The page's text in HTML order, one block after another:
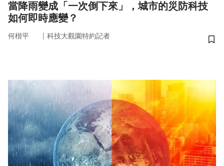
當降雨變成「一次倒下來」，城市的災防科技
如何即時應變？
何楷平 ｜ 科技大觀園特約記者
儲